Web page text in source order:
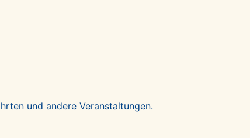
und andere Veranstaltungen.